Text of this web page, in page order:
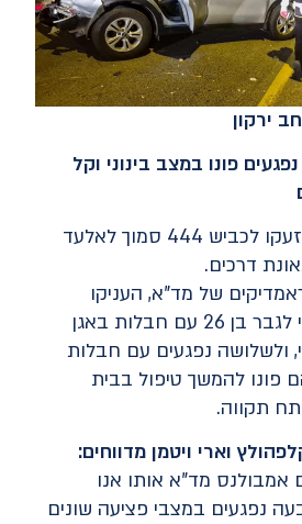
ירקון
נפגעים פונו במצב בינוני וקל
כונני ארגון הצלה הוזעקו לכביש 444 סמוך לאלעד
דרכים.
של מד"א, העניקו
הכוננים טיפול רפואי לגבר בן 26 עם חבלות באגן
ולשלושה נפגעים עם חבלות
פונו להמשך טיפול בבית
תקווה.
וארי ויטמן מדווחים:
אמבולנס מד"א אותו אנו
נפגעים במצבי פציעה שונים